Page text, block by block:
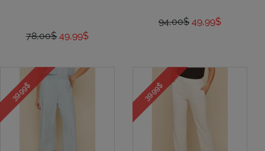
78,00$ 49,99$
94,00$ 49,99$
39.99$ 39.99$